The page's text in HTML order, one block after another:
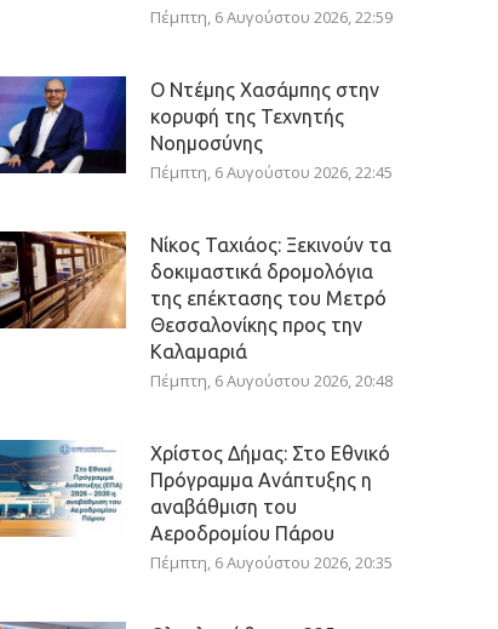
Πέμπτη, 6 Αυγούστου 2026, 22:59
Ο Ντέμης Χασάμπης στην
κορυφή της Τεχνητής
Νοημοσύνης
Πέμπτη, 6 Αυγούστου 2026, 22:45
Νίκος Ταχιάος: Ξεκινούν τα
δοκιμαστικά δρομολόγια
της επέκτασης του Μετρό
Θεσσαλονίκης προς την
Καλαμαριά
Πέμπτη, 6 Αυγούστου 2026, 20:48
Χρίστος Δήμας: Στο Εθνικό
Πρόγραμμα Ανάπτυξης η
αναβάθμιση του
Αεροδρομίου Πάρου
Πέμπτη, 6 Αυγούστου 2026, 20:35